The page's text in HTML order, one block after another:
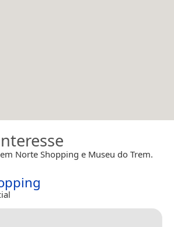
Norte Shopping e Museu do Trem.